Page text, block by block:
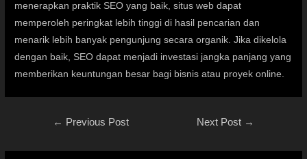
menerapkan praktik SEO yang baik, situs web dapat
memperoleh peringkat lebih tinggi di hasil pencarian dan
menarik lebih banyak pengunjung secara organik. Jika dikelola
dengan baik, SEO dapat menjadi investasi jangka panjang yang
memberikan keuntungan besar bagi bisnis atau proyek online.
← Previous Post Next Post →